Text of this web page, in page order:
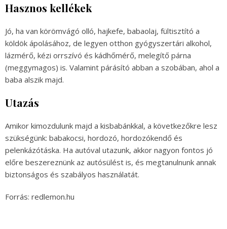
Hasznos kellékek
Jó, ha van körömvágó olló, hajkefe, babaolaj, fültisztító a
köldök ápolásához, de legyen otthon gyógyszertári alkohol,
lázmérő, kézi orrszívó és kádhőmérő, melegítő párna
(meggymagos) is. Valamint párásító abban a szobában, ahol a
baba alszik majd.
Utazás
Amikor kimozdulunk majd a kisbabánkkal, a következőkre lesz
szükségünk: babakocsi, hordozó, hordozókendő és
pelenkázótáska. Ha autóval utazunk, akkor nagyon fontos jó
előre beszereznünk az autósülést is, és megtanulnunk annak
biztonságos és szabályos használatát.
Forrás: redlemon.hu